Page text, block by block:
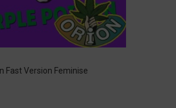
Fast Version Feminise